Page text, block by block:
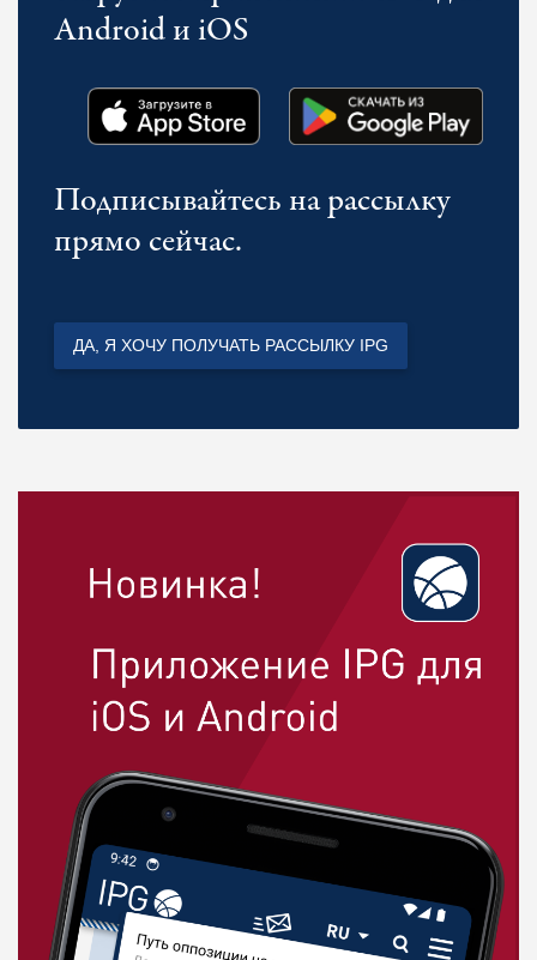
Android и iOS
Подписывайтесь на рассылку
прямо сейчас.
ДА, Я ХОЧУ ПОЛУЧАТЬ РАССЫЛКУ IPG